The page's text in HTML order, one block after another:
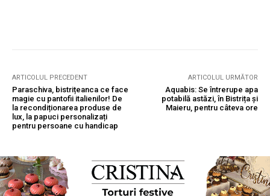
ARTICOLUL PRECEDENT
Paraschiva, bistrițeanca ce face
magie cu pantofii italienilor! De
la recondiționarea produse de
lux, la papuci personalizați
pentru persoane cu handicap
ARTICOLUL URMĂTOR
Aquabis: Se întrerupe apa
potabilă astăzi, în Bistrița și
Maieru, pentru câteva ore